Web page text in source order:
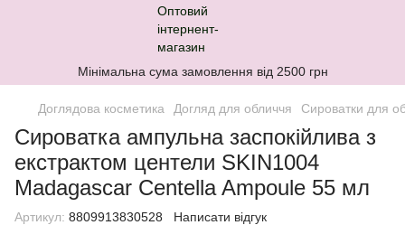
Мінімальна сума замовлення від 2500 грн
Доглядова косметика Догляд для обличчя Сироватки для
Сироватка ампульна заспокійлива з
екстрактом центели SKIN1004
Madagascar Centella Ampoule 55 мл
Артикул: 8809913830528 Написати відгук